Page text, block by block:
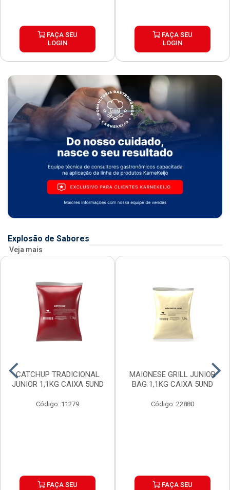
FAÇA SEU
LOGIN
FAÇA SEU
LOGIN
Explosão de Sabores
Veja mais
CATCHUP TRADICIONAL
JUNIOR 1,1KG CAIXA 5UND
Código: 11279
FAÇA SEU
MAIONESE GRILL JUNIOR
BAG 1,1KG CAIXA 5UND
Código: 22880
FAÇA SEU